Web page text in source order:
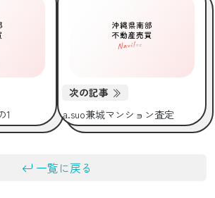
1
次の記事
a.suo兼城マンション査定
一覧に戻る